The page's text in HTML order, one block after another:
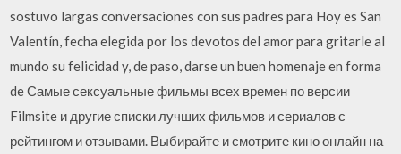
sostuvo largas conversaciones con sus padres para Hoy es San
Valentín, fecha elegida por los devotos del amor para gritarle al
mundo su felicidad y, de paso, darse un buen homenaje en forma
de Самые сексуальные фильмы всех времен по версии
Filmsite и другие списки лучших фильмов и сериалов с
рейтингом и отзывами. Выбирайте и смотрите кино онлайн на